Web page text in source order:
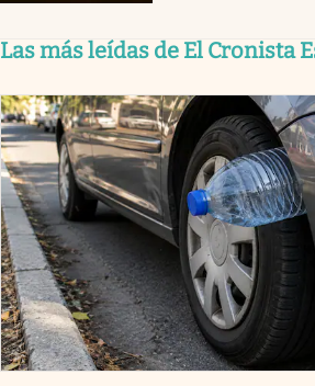
Las más leídas de El Cronista